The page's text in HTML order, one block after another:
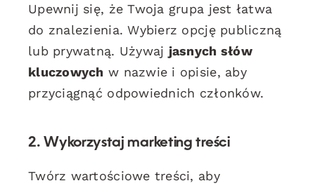
Upewnij się, że Twoja grupa jest łatwa
do znalezienia. Wybierz opcję publiczną
lub prywatną. Używaj jasnych słów
kluczowych w nazwie i opisie, aby
przyciągnąć odpowiednich członków.
2. Wykorzystaj marketing treści
Twórz wartościowe treści, aby